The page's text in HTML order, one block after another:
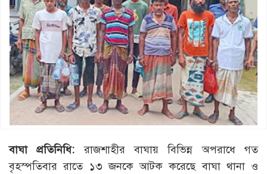
বাঘা প্রতিনিধি: রাজশাহীর বাঘায় বিভিন্ন অপরাধে গত
বৃহস্পতিবার রাতে ১৩ জনকে আটক করেছে বাঘা থানা ও